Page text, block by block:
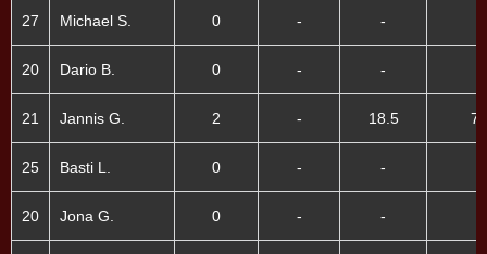
27 Michael S. 0 - -
20 Dario B. 0 - -
21 Jannis G. 2 - 18.5
25 Basti L. 0 - -
20 Jona G. 0 - -